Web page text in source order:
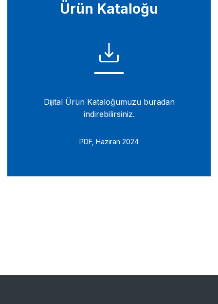
Ürün Kataloğu
Dijital Ürün Kataloğumuzu buradan
indirebilirsiniz.
PDF, Haziran 2024